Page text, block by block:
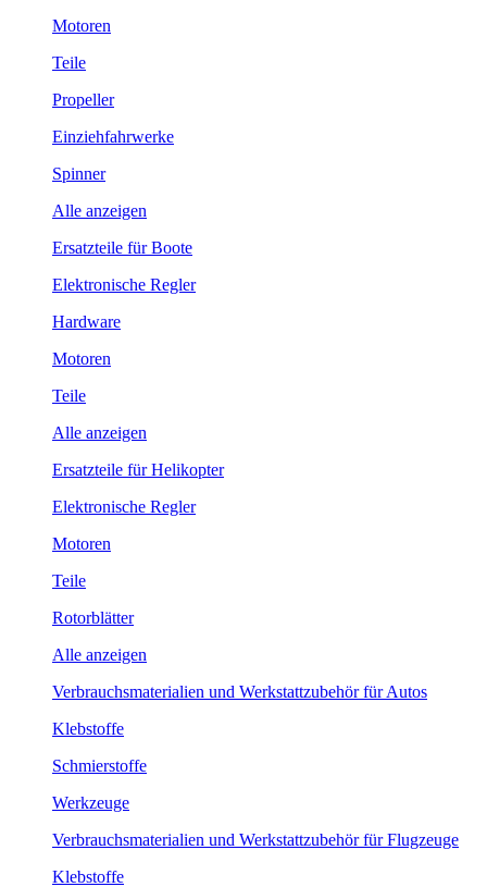
Motoren
Teile
Propeller
Einziehfahrwerke
Spinner
Alle anzeigen
Ersatzteile für Boote
Elektronische Regler
Hardware
Motoren
Teile
Alle anzeigen
Ersatzteile für Helikopter
Elektronische Regler
Motoren
Teile
Rotorblätter
Alle anzeigen
Verbrauchsmaterialien und Werkstattzubehör für Autos
Klebstoffe
Schmierstoffe
Werkzeuge
Verbrauchsmaterialien und Werkstattzubehör für Flugzeuge
Klebstoffe